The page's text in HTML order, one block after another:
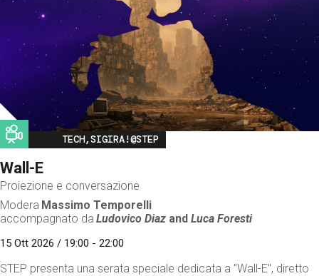
Image
TECH,SIGIRA!@STEP
Wall-E
Proiezione e conversazione
Modera Massimo Temporelli
accompagnato da Ludovico Diaz andLuca Foresti
15 Ott 2026 / 19:00 - 22:00
STEP presenta una serata speciale dedicata a "Wall-E", diretto